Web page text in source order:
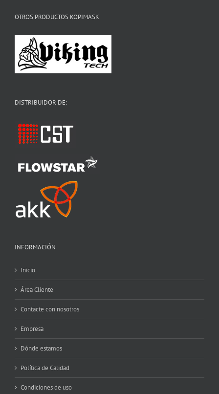
OTROS PRODUCTOS KOPIMASK
DISTRIBUIDOR DE:
INFORMACIÓN
Inicio
Área Cliente
Contacte con nosotros
Empresa
Dónde estamos
Política de Calidad
Condiciones de uso